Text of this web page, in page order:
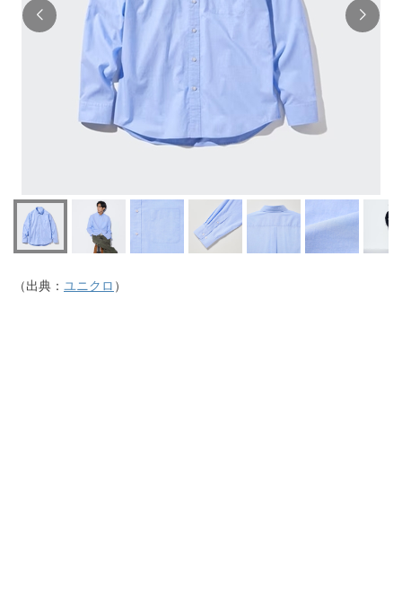
（出典： ユニクロ ）